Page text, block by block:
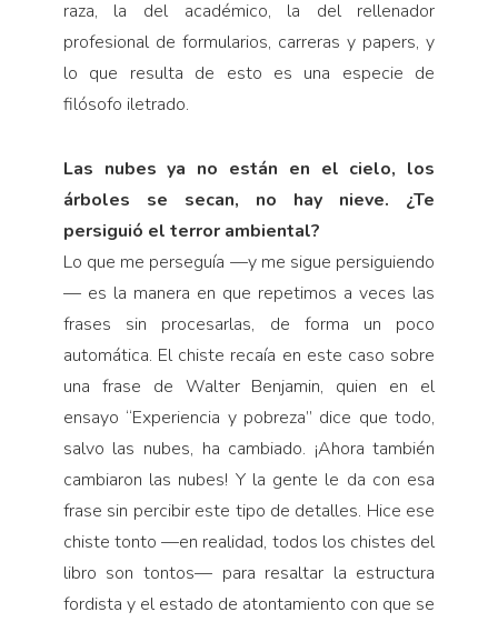
raza, la del académico, la del rellenador
profesional de formularios, carreras y papers, y
lo que resulta de esto es una especie de
filósofo iletrado.
Las nubes ya no están en el cielo, los
árboles se secan, no hay nieve. ¿Te
persiguió el terror ambiental?
Lo que me perseguía —y me sigue persiguiendo
— es la manera en que repetimos a veces las
frases sin procesarlas, de forma un poco
automática. El chiste recaía en este caso sobre
una frase de Walter Benjamin, quien en el
ensayo “Experiencia y pobreza” dice que todo,
salvo las nubes, ha cambiado. ¡Ahora también
cambiaron las nubes! Y la gente le da con esa
frase sin percibir este tipo de detalles. Hice ese
chiste tonto —en realidad, todos los chistes del
libro son tontos— para resaltar la estructura
fordista y el estado de atontamiento con que se